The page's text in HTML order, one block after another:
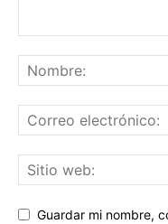
Guardar mi nombre,